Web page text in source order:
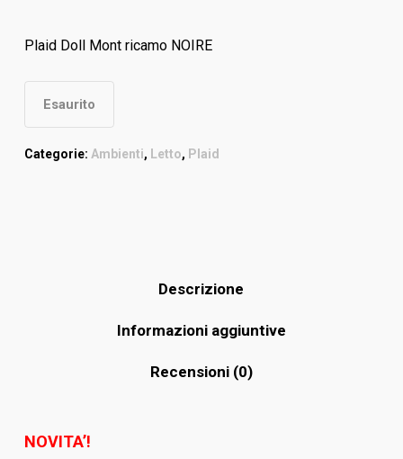
Plaid Doll Mont ricamo NOIRE
Esaurito
Categorie: Ambienti, Letto, Plaid
Descrizione
Informazioni aggiuntive
Recensioni (0)
NOVITA’!